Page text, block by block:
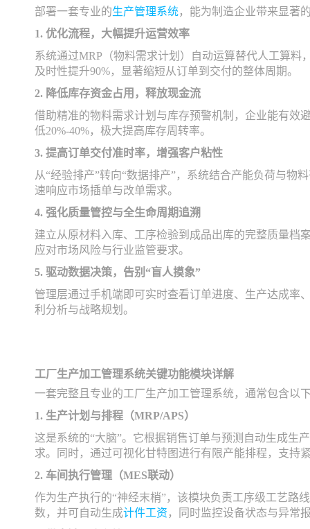
部署一套专业的生产管理系统，能为制造企业带来显著
1. 优化流程，大幅提升运营效率
系统通过MRP（物料需求计划）自动运算替代人工算料
及时性提升90%，显著缩短从订单到交付的整体周期。
2. 降低库存资金占用，释放现金流
借助精准的物料需求计划与库存预警机制，企业能有效
低20%-40%，极大提高库存周转率。
3. 提高订单交付准时率，增强客户粘性
从“经验排产”转向“数据排产”，系统结合产能负荷与物
速响应市场插单与改单需求。
4. 强化质量管控与全生命周期追溯
建立从原材料入库、工序检验到成品出库的完整质量档
应对市场风险与行业监管要求。
5. 驱动数据决策，告别“盲人摸象”
管理层通过手机端即可实时查看订单进度、生产达成率
利分析与战略规划。
工厂生产加工管理系统关键功能模块详解
一套完整且专业的工厂生产加工管理系统，通常包含以
1. 生产计划与排程（MRP/APS）
这是系统的“大脑”。它根据销售订单与预测自动生成生
求。同时，通过可视化甘特图进行有限产能排程，支持
2. 车间执行管理（MES联动）
作为生产执行的“神经末梢”，该模块负责工序级工艺路
数，并可自动生成计件工资 ，同时监控设备状态与异常